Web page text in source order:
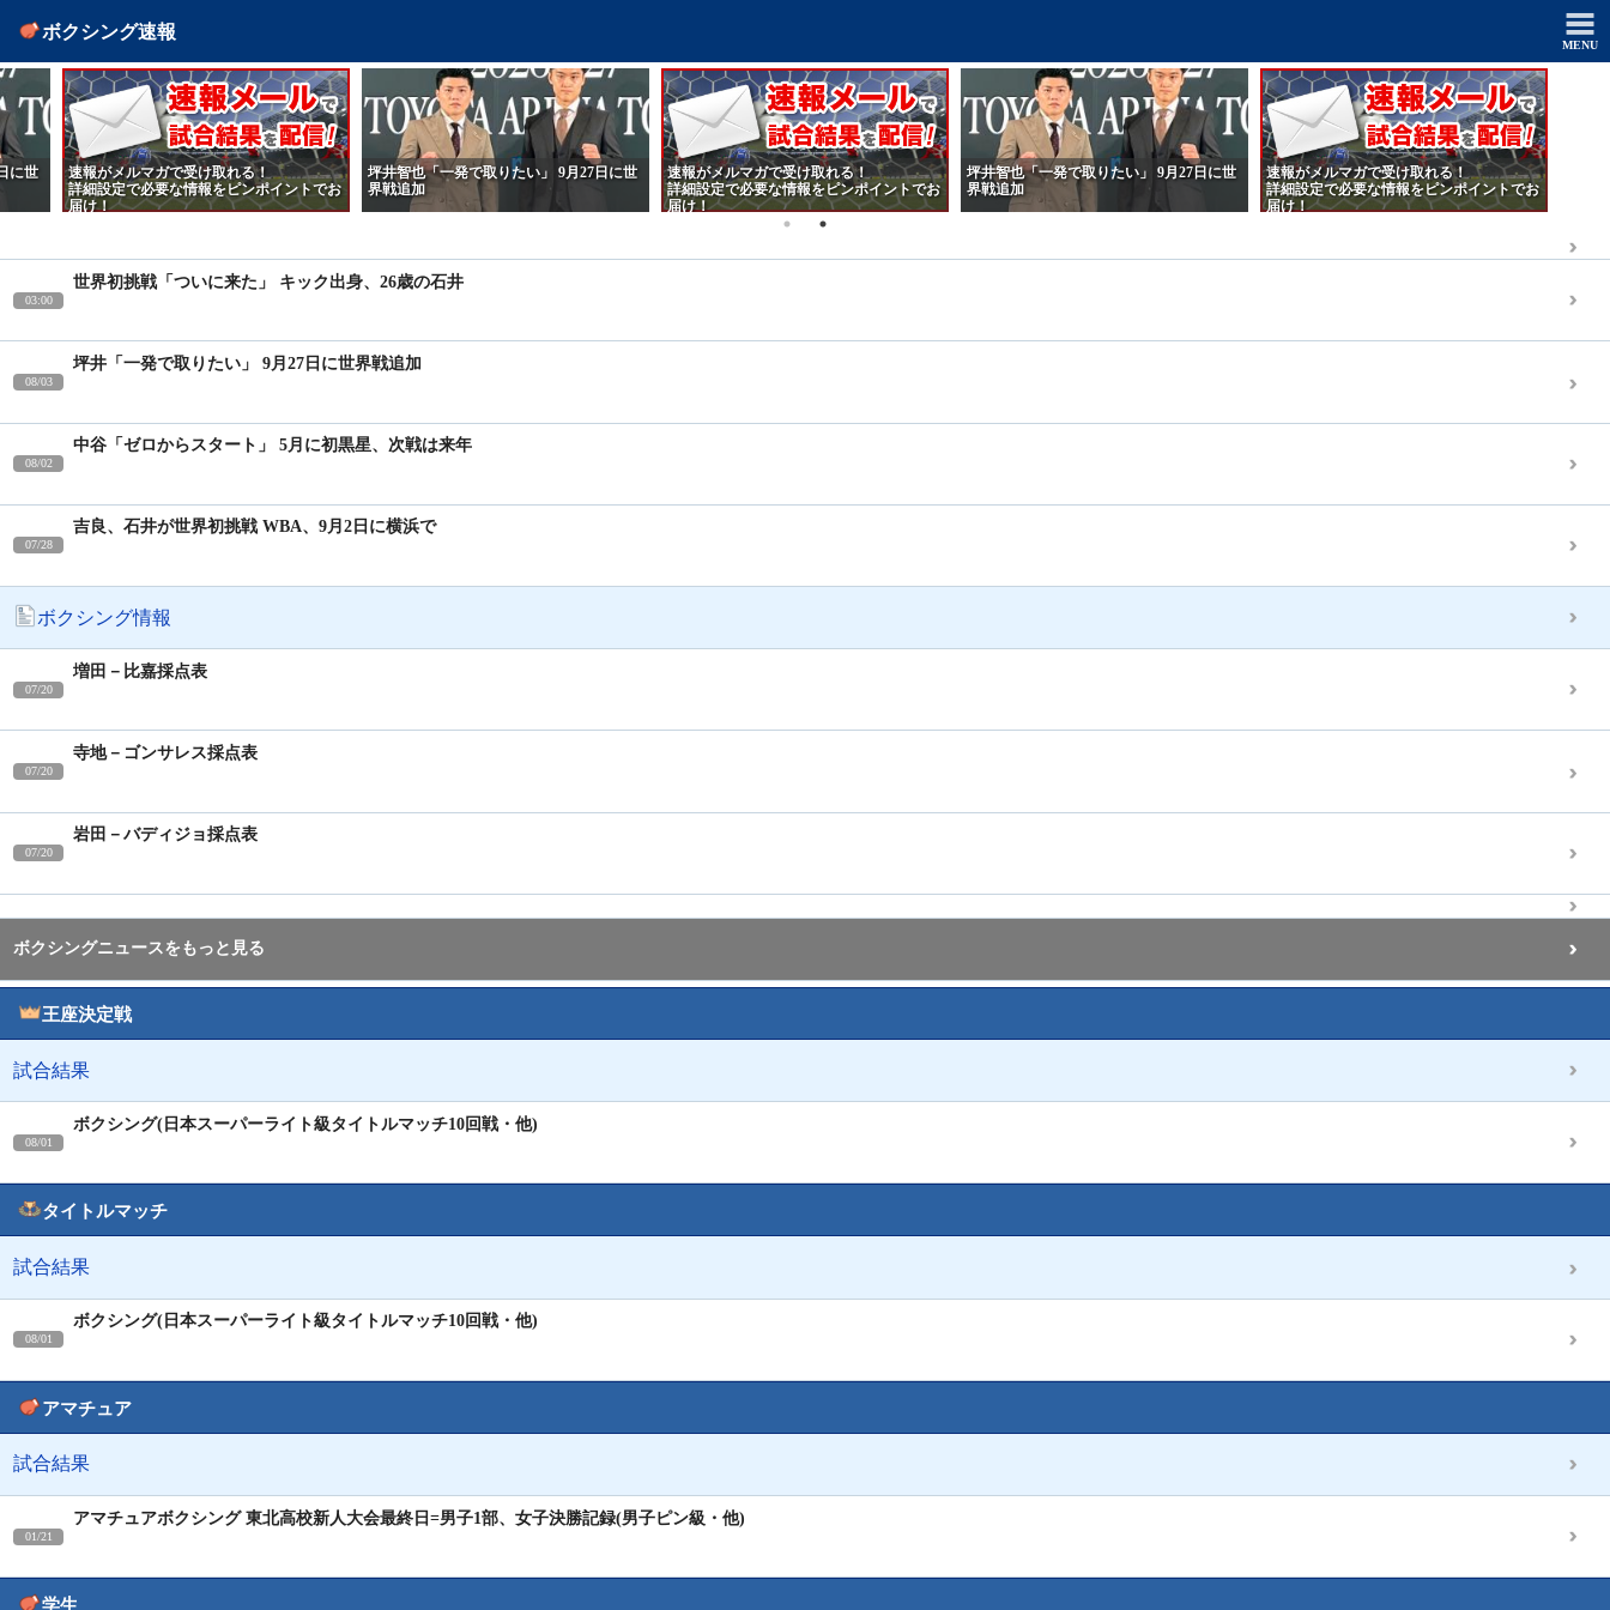
ボクシング速報
に世
速報がメルマガで受け取れる！
詳細設定で必要な情報をピンポイントでお
届け！
坪井智也「一発で取りたい」 9月27日に世
界戦追加
速報がメルマガで受け取れる！
詳細設定で必要な情報をピンポイントでお
届け！
坪井智也「一発で取りたい」 9月27日に世
界戦追加
速報がメルマガで受け取れる！
詳細設定で必要な情報をピンポイントでお
届け！
03:00
世界初挑戦「ついに来た」 キック出身、26歳の石井
08/03
坪井「一発で取りたい」 9月27日に世界戦追加
08/02
中谷「ゼロからスタート」 5月に初黒星、次戦は来年
07/28
吉良、石井が世界初挑戦 WBA、9月2日に横浜で
ボクシング情報
07/20
増田－比嘉採点表
07/20
寺地－ゴンサレス採点表
07/20
岩田－バディジョ採点表
ボクシングニュースをもっと見る
王座決定戦
試合結果
08/01
ボクシング(日本スーパーライト級タイトルマッチ10回戦・他)
タイトルマッチ
試合結果
08/01
ボクシング(日本スーパーライト級タイトルマッチ10回戦・他)
アマチュア
試合結果
01/21
アマチュアボクシング 東北高校新人大会最終日=男子1部、女子決勝記録(男子ピン級・他)
学生
MENU